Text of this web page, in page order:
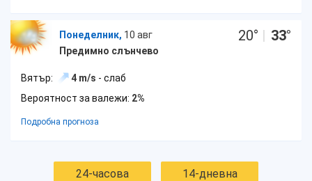
Понеделник, 10 авг
Предимно слънчево
20° | 33°
Вятър: 4 m/s - слаб
Вероятност за валежи: 2%
Подробна прогноза
24-часова 14-дневна